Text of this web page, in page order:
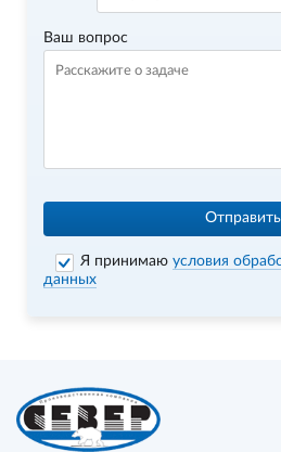
Ваш вопрос
Отправить
Я принимаюусловия
данных